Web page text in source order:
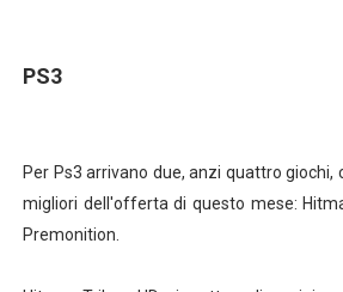
PS3
Per Ps3 arrivano due, anzi quattro giochi,
migliori dell'offerta di questo mese:
Premonition.